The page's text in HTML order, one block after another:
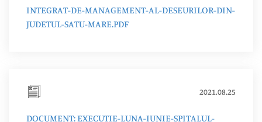
INTEGRAT-DE-MANAGEMENT-AL-DESEURILOR-DIN-
JUDETUL-SATU-MARE.PDF
2021.08.25
DOCUMENT: EXECUTIE-LUNA-IUNIE-SPITALUL-